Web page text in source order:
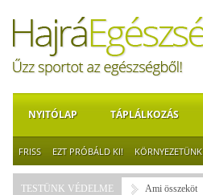
NYITÓLAP TÁPLÁLKOZÁS
FRISS EZT PRÓBÁLD KI! KÖRNYEZETÜNK
TESTÜNK VÉDELME Ami összeköt